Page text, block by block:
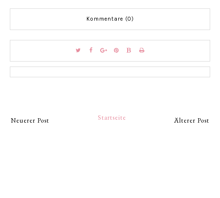
Kommentare (0)
Neuerer Post Älterer Post
Startseite